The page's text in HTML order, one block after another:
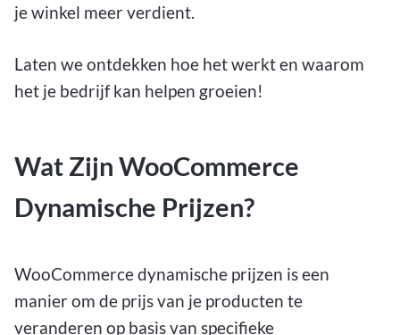
je winkel meer verdient.
Laten we ontdekken hoe het werkt en waarom
het je bedrijf kan helpen groeien!
Wat Zijn WooCommerce
Dynamische Prijzen?
WooCommerce dynamische prijzen is een
manier om de prijs van je producten te
veranderen op basis van specifieke